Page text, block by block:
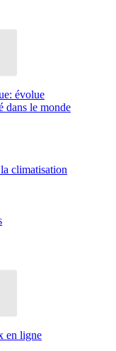
évolue
dans le monde
climatisation
en ligne